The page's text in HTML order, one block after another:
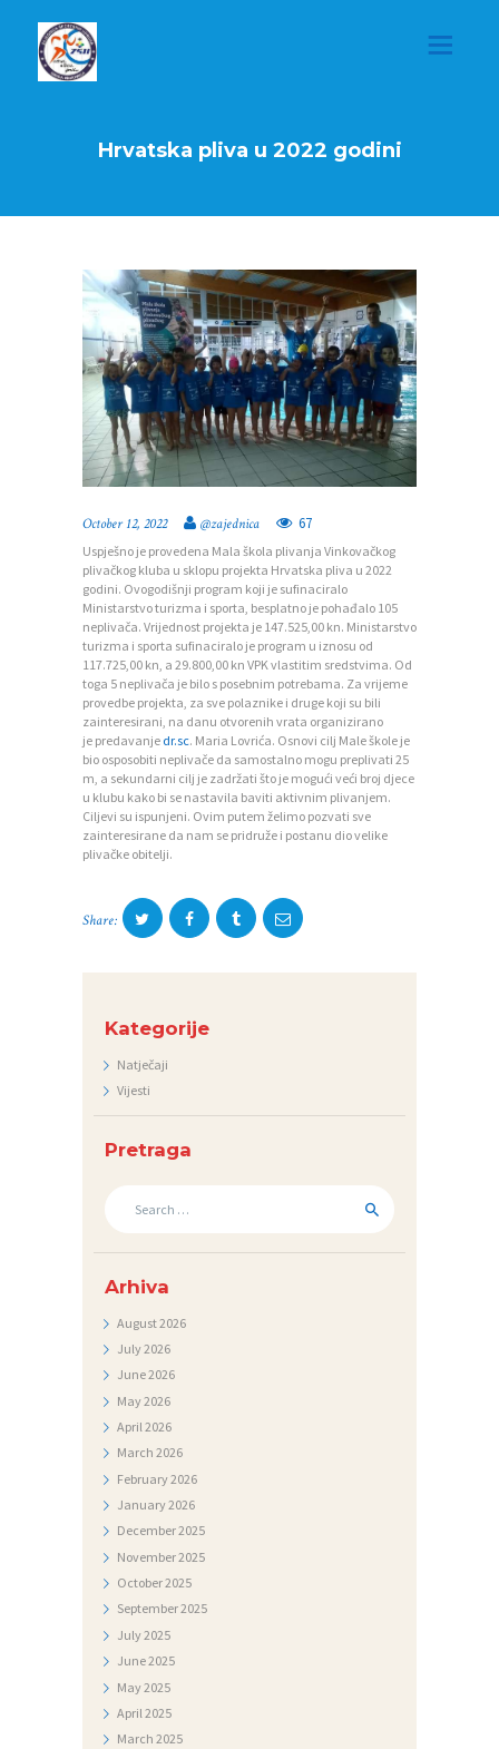
Hrvatska pliva u 2022 godini
October 12, 2022 @zajednica 67
Uspješno je provedena Mala škola plivanja Vinkovačkog
plivačkog kluba u sklopu projekta Hrvatska pliva u 2022
godini. Ovogodišnji program koji je sufinaciralo
Ministarstvo turizma i sporta, besplatno je pohađalo 105
neplivača. Vrijednost projekta je 147.525,00 kn. Ministarstvo
turizma i sporta sufinaciralo je program u iznosu od
117.725,00 kn, a 29.800,00 kn VPK vlastitim sredstvima. Od
toga 5 neplivača je bilo s posebnim potrebama. Za vrijeme
provedbe projekta, za sve polaznike i druge koji su bili
zainteresirani, na danu otvorenih vrata organizirano
je predavanje dr.sc. Maria Lovrića. Osnovi cilj Male škole je
bio osposobiti neplivače da samostalno mogu preplivati 25
m, a sekundarni cilj je zadržati što je mogući veći broj djece
u klubu kako bi se nastavila baviti aktivnim plivanjem.
Ciljevi su ispunjeni. Ovim putem želimo pozvati sve
zainteresirane da nam se pridruže i postanu dio velike
plivačke obitelji.
Share:
Kategorije
Natječaji
Vijesti
Pretraga
Arhiva
August2026
July2026
June2026
May2026
April 2026
March 2026
February2026
January2026
December2025
November2025
October2025
September2025
July2025
June2025
May2025
April 2025
March 2025